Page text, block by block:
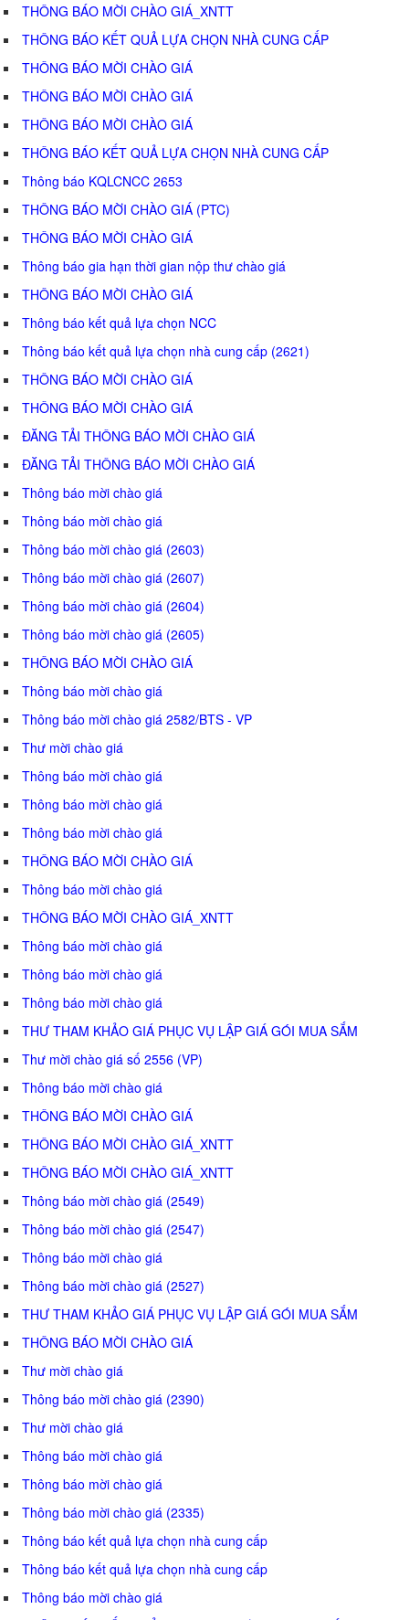
THÔNG BÁO MỜI CHÀO GIÁ_XNTT
THÔNG BÁO KẾT QUẢ LỰA CHỌN NHÀ CUNG CẤP
THÔNG BÁO MỜI CHÀO GIÁ
THÔNG BÁO MỜI CHÀO GIÁ
THÔNG BÁO MỜI CHÀO GIÁ
THÔNG BÁO KẾT QUẢ LỰA CHỌN NHÀ CUNG CẤP
Thông báo KQLCNCC 2653
THÔNG BÁO MỜI CHÀO GIÁ (PTC)
THÔNG BÁO MỜI CHÀO GIÁ
Thông báo gia hạn thời gian nộp thư chào giá
THÔNG BÁO MỜI CHÀO GIÁ
Thông báo kết quả lựa chọn NCC
Thông báo kết quả lựa chọn nhà cung cấp (2621)
THÔNG BÁO MỜI CHÀO GIÁ
THÔNG BÁO MỜI CHÀO GIÁ
ĐĂNG TẢI THÔNG BÁO MỜI CHÀO GIÁ
ĐĂNG TẢI THÔNG BÁO MỜI CHÀO GIÁ
Thông báo mời chào giá
Thông báo mời chào giá
Thông báo mời chào giá (2603)
Thông báo mời chào giá (2607)
Thông báo mời chào giá (2604)
Thông báo mời chào giá (2605)
THÔNG BÁO MỜI CHÀO GIÁ
Thông báo mời chào giá
Thông báo mời chào giá 2582/BTS - VP
Thư mời chào giá
Thông báo mời chào giá
Thông báo mời chào giá
Thông báo mời chào giá
THÔNG BÁO MỜI CHÀO GIÁ
Thông báo mời chào giá
THÔNG BÁO MỜI CHÀO GIÁ_XNTT
Thông báo mời chào giá
Thông báo mời chào giá
Thông báo mời chào giá
THƯ THAM KHẢO GIÁ PHỤC VỤ LẬP GIÁ GÓI MUA SẮM
Thư mời chào giá số 2556 (VP)
Thông báo mời chào giá
THÔNG BÁO MỜI CHÀO GIÁ
THÔNG BÁO MỜI CHÀO GIÁ_XNTT
THÔNG BÁO MỜI CHÀO GIÁ_XNTT
Thông báo mời chào giá (2549)
Thông báo mời chào giá (2547)
Thông báo mời chào giá
Thông báo mời chào giá (2527)
THƯ THAM KHẢO GIÁ PHỤC VỤ LẬP GIÁ GÓI MUA SẮM
THÔNG BÁO MỜI CHÀO GIÁ
Thư mời chào giá
Thông báo mời chào giá (2390)
Thư mời chào giá
Thông báo mời chào giá
Thông báo mời chào giá
Thông báo mời chào giá (2335)
Thông báo kết quả lựa chọn nhà cung cấp
Thông báo kết quả lựa chọn nhà cung cấp
Thông báo mời chào giá